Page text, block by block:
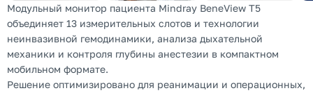
Модульный монитор пациента Mindray BeneView T5
объединяет 13 измерительных слотов и технологии
неинвазивной гемодинамики, анализа дыхательной
механики и контроля глубины анестезии в компактном
мобильном формате.
Решение оптимизировано для реанимации и операционных,